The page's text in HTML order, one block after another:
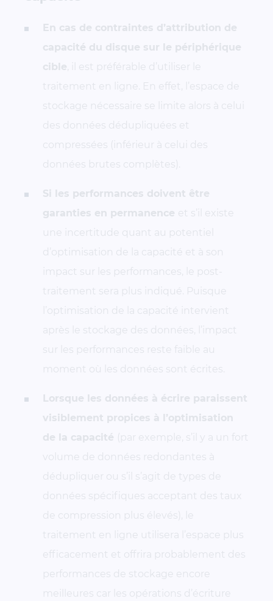
En cas de contraintes d’attribution de
capacité du disque sur le périphérique
cible , il est préférable d’utiliser le
traitement en ligne. En effet, l’espace de
stockage nécessaire se limite alors à celui
des données dédupliquées et
compressées (inférieur à celui des
données brutes complètes).
Si les performances doivent être
garanties en permanence et s’il existe
une incertitude quant au potentiel
d’optimisation de la capacité et à son
impact sur les performances, le post-
traitement sera plus indiqué. Puisque
l’optimisation de la capacité intervient
après le stockage des données, l’impact
sur les performances reste faible au
moment où les données sont écrites.
Lorsque les données à écrire paraissent
visiblement propices à l’optimisation
de la capacité
(par exemple, s’il y a un fort
volume de données redondantes à
dédupliquer ou s’il s’agit de types de
données spécifiques acceptant des taux
de compression plus élevés), le
traitement en ligne utilisera l’espace plus
efficacement et offrira probablement des
performances de stockage encore
meilleures car les opérations d’écriture